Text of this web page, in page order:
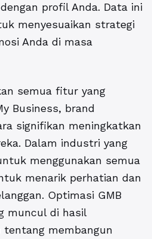
profil Anda. Data ini
menyesuaikan strategi
Anda di masa
semua fitur yang
Business, brand
signifikan meningkatkan
Dalam industri yang
menggunakan semua
menarik perhatian dan
Optimasi GMB
muncul di hasil
tentang membangun